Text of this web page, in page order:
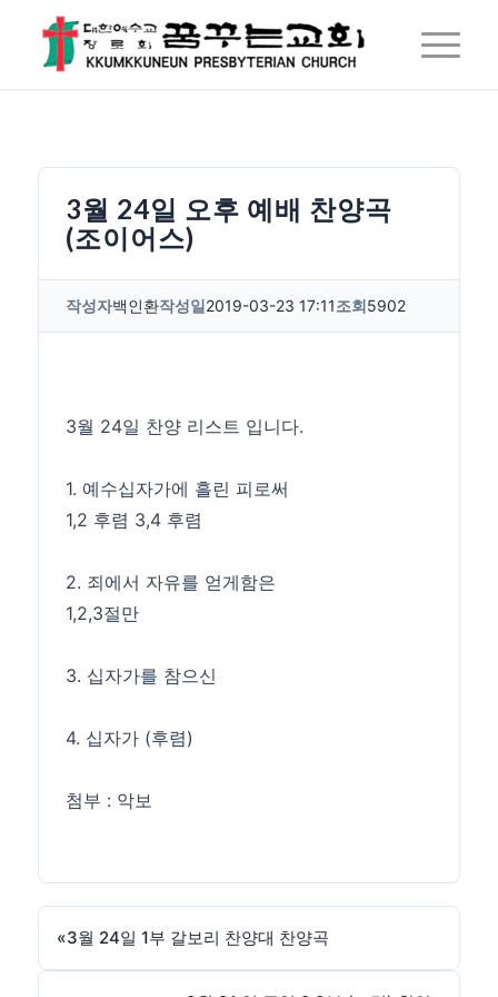
3월 24일 오후 예배 찬양곡
(조이어스)
작성자백인환작성일2019-03-23 17:11조회5902
3월 24일 찬양 리스트 입니다.
1. 예수십자가에 흘린 피로써
1,2 후렴 3,4 후렴
2. 죄에서 자유를 얻게함은
1,2,3절만
3. 십자가를 참으신
4. 십자가 (후렴)
첨부 : 악보
«3월 24일 1부 갈보리 찬양대 찬양곡